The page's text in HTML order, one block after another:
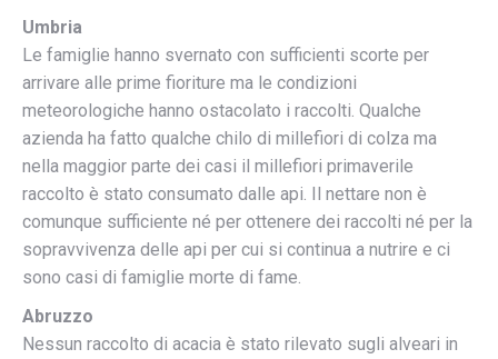
Umbria
Le famiglie hanno svernato con sufficienti scorte per
arrivare alle prime fioriture ma le condizioni
meteorologiche hanno ostacolato i raccolti. Qualche
azienda ha fatto qualche chilo di millefiori di colza ma
nella maggior parte dei casi il millefiori primaverile
raccolto è stato consumato dalle api. Il nettare non è
comunque sufficiente né per ottenere dei raccolti né per la
sopravvivenza delle api per cui si continua a nutrire e ci
sono casi di famiglie morte di fame.
Abruzzo
Nessun raccolto di acacia è stato rilevato sugli alveari in